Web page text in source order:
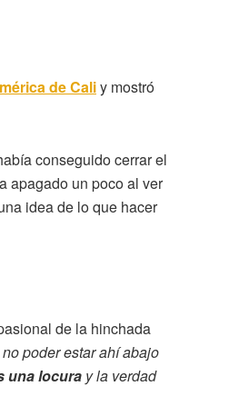
deCaliy mostró
conseguido cerrar el
apagado un poco al ver
idea de lo que hacer
de la hinchada
poder estar ahí abajo
una locura y la verdad